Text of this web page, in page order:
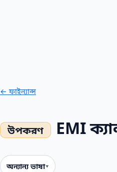
← ফাইন্যান্স
EMI
অন্যান্য ভাষা